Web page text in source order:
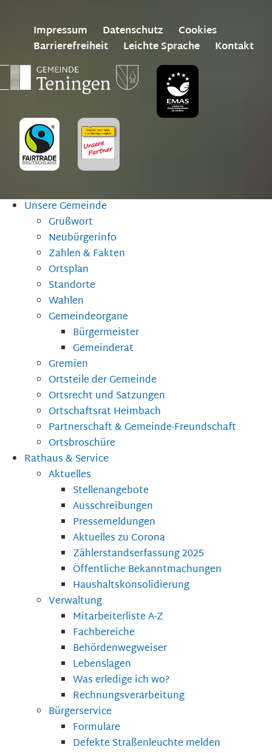
Impressum Datenschutz
Cookies
Barrierefreiheit
Leichte Sprache Kontakt
Unsere Gemeinde
Grußwort
Neubürgerinfo
Zahlen & Fakten
Ortsplan
Standorte
Wahlen
Gemeindeorgane
Bürgermeister
Gemeinderat
Gremien
Ortsteile der Gemeinde
Ortsrecht und Satzungen
Ortschaftsrat Heimbach
Partnerschaft & Gemeinde-Freundschaft
Ortsbroschüre
Rathaus & Service
Aktuelles
Stellenangebote
Ausschreibungen
Pressemeldungen
Aktuelles zu Corona
Zählerstandserfassung 2025
Öffentliche Bekanntmachungen
Haushaltskonsolidierung
Verwaltung
Mitarbeiterliste A-Z
Fachbereiche
Behördenwegweiser
Lebenslagen
Was erledige ich wo?
Rechnungsverarbeitung
Bürgerservice
Formulare
Defekte Straßenleuchte melden